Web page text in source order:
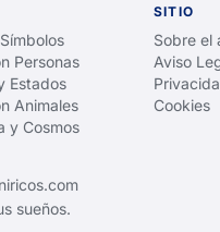
Personas
Estados
Animales
y Cosmos
SITIO
Sobre el
Aviso
Cookies
sueños.